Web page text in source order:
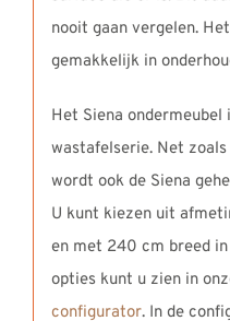
nooit gaan vergelen.
gemakkelijk in
Het Siena
wastafelserie. Net
wordt ook de Siena
U kunt kiezen uit
en met 240 cm breed
opties kunt u zien in
configurator. In de